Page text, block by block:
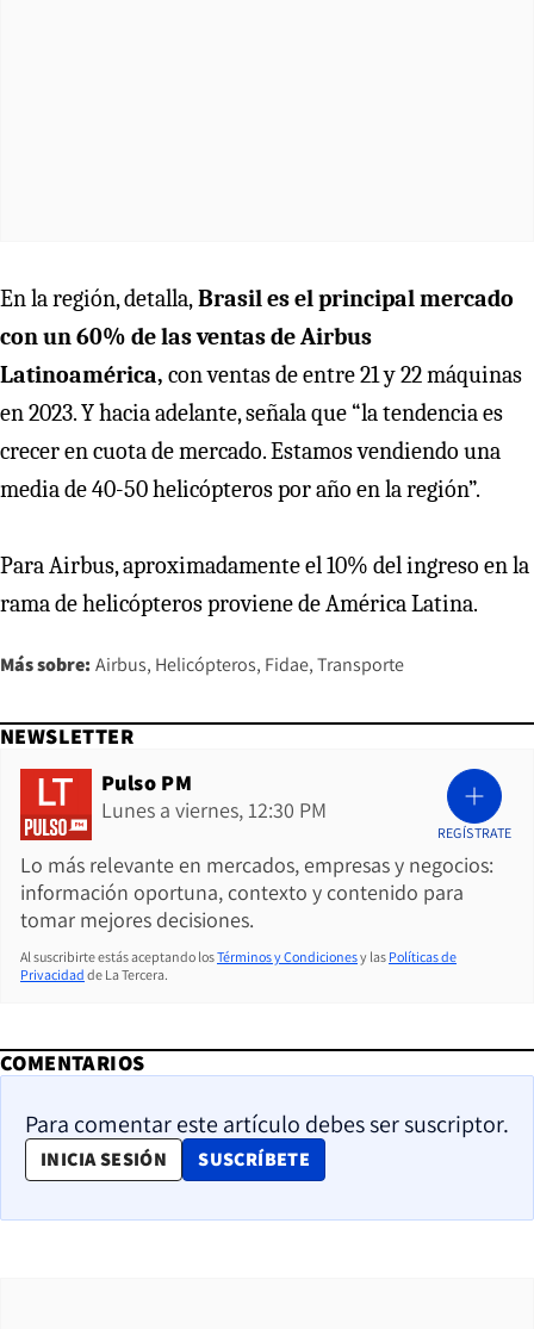
En la región, detalla,Brasil es el principal mercado
con un 60% de las ventas de Airbus
Latinoamérica, con ventas de entre 21 y 22 máquinas
en 2023. Y hacia adelante, señala que “la tendencia es
crecer en cuota de mercado. Estamos vendiendo una
media de 40-50 helicópteros por año en la región”.
Para Airbus, aproximadamente el 10% del ingreso en la
rama de helicópteros proviene de América Latina.
Más sobre: Airbus Helicópteros Fidae Transporte
NEWSLETTER
Pulso PM
Lunes a viernes, 12:30 PM
Lo más relevante en mercados, empresas y negocios:
información oportuna, contexto y contenido para
tomar mejores decisiones.
REGÍSTRATE
Al suscribirte estás aceptando losTérminos y Condicionesy las Políticas de
Privacidad de La Tercera.
COMENTARIOS
Para comentar este artículo debes ser suscriptor.
INICIA SESIÓN SUSCRÍBETE
OPENS IN NEW WINDOW